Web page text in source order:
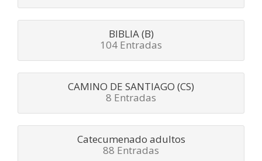
BIBLIA (B)
104 Entradas
CAMINO DE SANTIAGO (CS)
8 Entradas
Catecumenado adultos
88 Entradas